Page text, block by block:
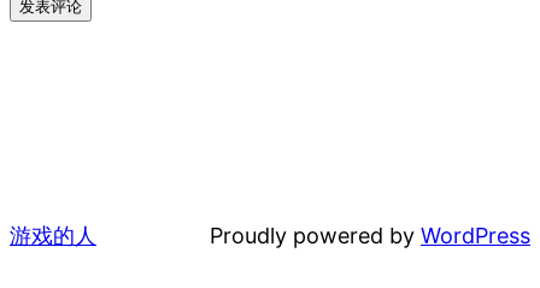
游戏的人 Proudly powered by WordPress